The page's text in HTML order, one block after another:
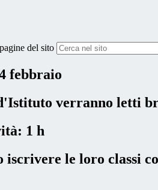
del sito
febbraio
verranno letti
1 h
iscrivere le loro classi